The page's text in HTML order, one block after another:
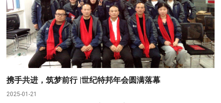
携手共进，筑梦前行 |世纪特邦年会圆满落幕
2025-01-21